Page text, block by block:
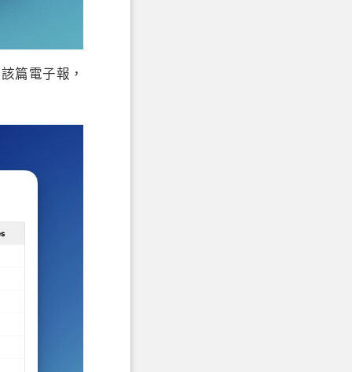
篇電子報，